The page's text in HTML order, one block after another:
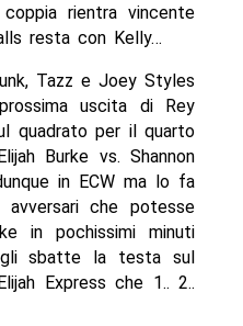
rientra vincente
resta con Kelly…
Tazz e Joey Styles
uscita di Rey
quadrato per il quarto
Burke vs. Shannon
in ECW ma lo fa
che potesse
in pochissimi minuti
sbatte la testa sul
Express che 1.. 2..